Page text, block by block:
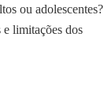
ou adolescentes?
e limitações dos